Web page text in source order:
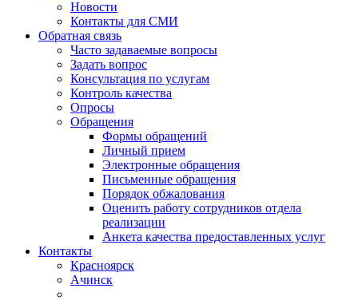
Новости
Контакты для СМИ
Обратная связь
Часто задаваемые вопросы
Задать вопрос
Консультация по услугам
Контроль качества
Опросы
Обращения
Формы обращений
Личный прием
Электронные обращения
Письменные обращения
Порядок обжалования
Оценить работу сотрудников отдела
реализации
Анкета качества предоставленных услуг
Контакты
Красноярск
Ачинск